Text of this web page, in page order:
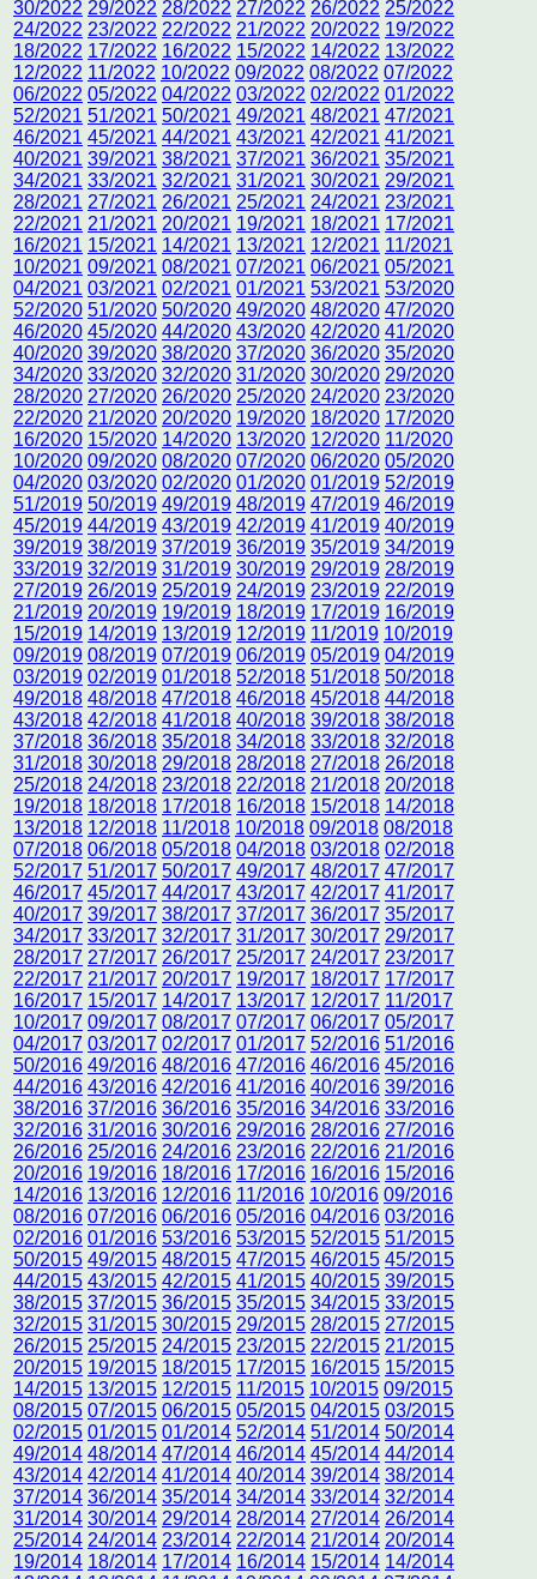
30/2022 29/2022 28/2022 27/2022 26/2022 25/2022
24/2022 23/2022 22/2022 21/2022 20/2022 19/2022
18/2022 17/2022 16/2022 15/2022 14/2022 13/2022
12/2022 11/2022 10/2022 09/2022 08/2022 07/2022
06/2022 05/2022 04/2022 03/2022 02/2022 01/2022
52/2021 51/2021 50/2021 49/2021 48/2021 47/2021
46/2021 45/2021 44/2021 43/2021 42/2021 41/2021
40/2021 39/2021 38/2021 37/2021 36/2021 35/2021
34/2021 33/2021 32/2021 31/2021 30/2021 29/2021
28/2021 27/2021 26/2021 25/2021 24/2021 23/2021
22/2021 21/2021 20/2021 19/2021 18/2021 17/2021
16/2021 15/2021 14/2021 13/2021 12/2021 11/2021
10/2021 09/2021 08/2021 07/2021 06/2021 05/2021
04/2021 03/2021 02/2021 01/2021 53/2021 53/2020
52/2020 51/2020 50/2020 49/2020 48/2020 47/2020
46/2020 45/2020 44/2020 43/2020 42/2020 41/2020
40/2020 39/2020 38/2020 37/2020 36/2020 35/2020
34/2020 33/2020 32/2020 31/2020 30/2020 29/2020
28/2020 27/2020 26/2020 25/2020 24/2020 23/2020
22/2020 21/2020 20/2020 19/2020 18/2020 17/2020
16/2020 15/2020 14/2020 13/2020 12/2020 11/2020
10/2020 09/2020 08/2020 07/2020 06/2020 05/2020
04/2020 03/2020 02/2020 01/2020 01/2019 52/2019
51/2019 50/2019 49/2019 48/2019 47/2019 46/2019
45/2019 44/2019 43/2019 42/2019 41/2019 40/2019
39/2019 38/2019 37/2019 36/2019 35/2019 34/2019
33/2019 32/2019 31/2019 30/2019 29/2019 28/2019
27/2019 26/2019 25/2019 24/2019 23/2019 22/2019
21/2019 20/2019 19/2019 18/2019 17/2019 16/2019
15/2019 14/2019 13/2019 12/2019 11/2019 10/2019
09/2019 08/2019 07/2019 06/2019 05/2019 04/2019
03/2019 02/2019 01/2018 52/2018 51/2018 50/2018
49/2018 48/2018 47/2018 46/2018 45/2018 44/2018
43/2018 42/2018 41/2018 40/2018 39/2018 38/2018
37/2018 36/2018 35/2018 34/2018 33/2018 32/2018
31/2018 30/2018 29/2018 28/2018 27/2018 26/2018
25/2018 24/2018 23/2018 22/2018 21/2018 20/2018
19/2018 18/2018 17/2018 16/2018 15/2018 14/2018
13/2018 12/2018 11/2018 10/2018 09/2018 08/2018
07/2018 06/2018 05/2018 04/2018 03/2018 02/2018
52/2017 51/2017 50/2017 49/2017 48/2017 47/2017
46/2017 45/2017 44/2017 43/2017 42/2017 41/2017
40/2017 39/2017 38/2017 37/2017 36/2017 35/2017
34/2017 33/2017 32/2017 31/2017 30/2017 29/2017
28/2017 27/2017 26/2017 25/2017 24/2017 23/2017
22/2017 21/2017 20/2017 19/2017 18/2017 17/2017
16/2017 15/2017 14/2017 13/2017 12/2017 11/2017
10/2017 09/2017 08/2017 07/2017 06/2017 05/2017
04/2017 03/2017 02/2017 01/2017 52/2016 51/2016
50/2016 49/2016 48/2016 47/2016 46/2016 45/2016
44/2016 43/2016 42/2016 41/2016 40/2016 39/2016
38/2016 37/2016 36/2016 35/2016 34/2016 33/2016
32/2016 31/2016 30/2016 29/2016 28/2016 27/2016
26/2016 25/2016 24/2016 23/2016 22/2016 21/2016
20/2016 19/2016 18/2016 17/2016 16/2016 15/2016
14/2016 13/2016 12/2016 11/2016 10/2016 09/2016
08/2016 07/2016 06/2016 05/2016 04/2016 03/2016
02/2016 01/2016 53/2016 53/2015 52/2015 51/2015
50/2015 49/2015 48/2015 47/2015 46/2015 45/2015
44/2015 43/2015 42/2015 41/2015 40/2015 39/2015
38/2015 37/2015 36/2015 35/2015 34/2015 33/2015
32/2015 31/2015 30/2015 29/2015 28/2015 27/2015
26/2015 25/2015 24/2015 23/2015 22/2015 21/2015
20/2015 19/2015 18/2015 17/2015 16/2015 15/2015
14/2015 13/2015 12/2015 11/2015 10/2015 09/2015
08/2015 07/2015 06/2015 05/2015 04/2015 03/2015
02/2015 01/2015 01/2014 52/2014 51/2014 50/2014
49/2014 48/2014 47/2014 46/2014 45/2014 44/2014
43/2014 42/2014 41/2014 40/2014 39/2014 38/2014
37/2014 36/2014 35/2014 34/2014 33/2014 32/2014
31/2014 30/2014 29/2014 28/2014 27/2014 26/2014
25/2014 24/2014 23/2014 22/2014 21/2014 20/2014
19/2014 18/2014 17/2014 16/2014 15/2014 14/2014